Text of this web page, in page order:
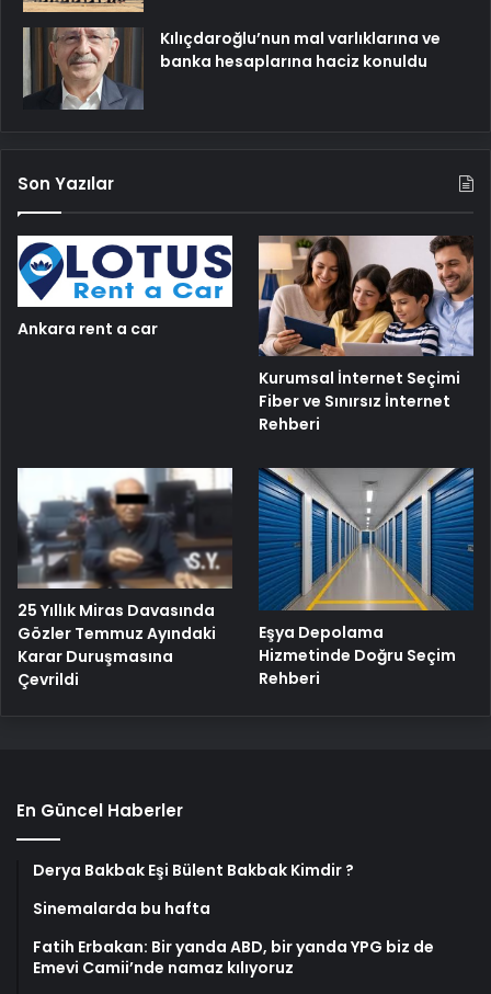
Kılıçdaroğlu’nun mal varlıklarına ve
banka hesaplarına haciz konuldu
Son Yazılar
Ankara rent a car
Kurumsal İnternet Seçimi
Fiber ve Sınırsız İnternet
Rehberi
25 Yıllık Miras Davasında
Gözler Temmuz Ayındaki
Karar Duruşmasına
Çevrildi
Eşya Depolama
Hizmetinde Doğru Seçim
Rehberi
En Güncel Haberler
Derya Bakbak Eşi Bülent Bakbak Kimdir ?
Sinemalarda bu hafta
Fatih Erbakan: Bir yanda ABD, bir yanda YPG biz de
Emevi Camii’nde namaz kılıyoruz